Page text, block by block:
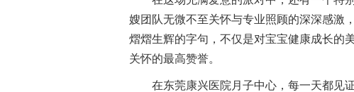
嫂团队无微不至关怀与专业照顾的深深感激
熠熠生辉的字句，不仅是对宝宝健康成长的
关怀的最高赞誉。
在东莞康兴医院月子中心，每一天都见